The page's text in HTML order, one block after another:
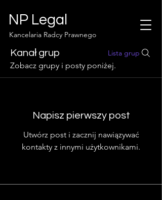
NP Legal
Kancelaria Radcy Prawnego
Kanał grup Lista grup
Zobacz grupy i posty poniżej.
Napisz pierwszy post
Utwórz post i zacznij nawiązywać
kontakty z innymi użytkownikami.